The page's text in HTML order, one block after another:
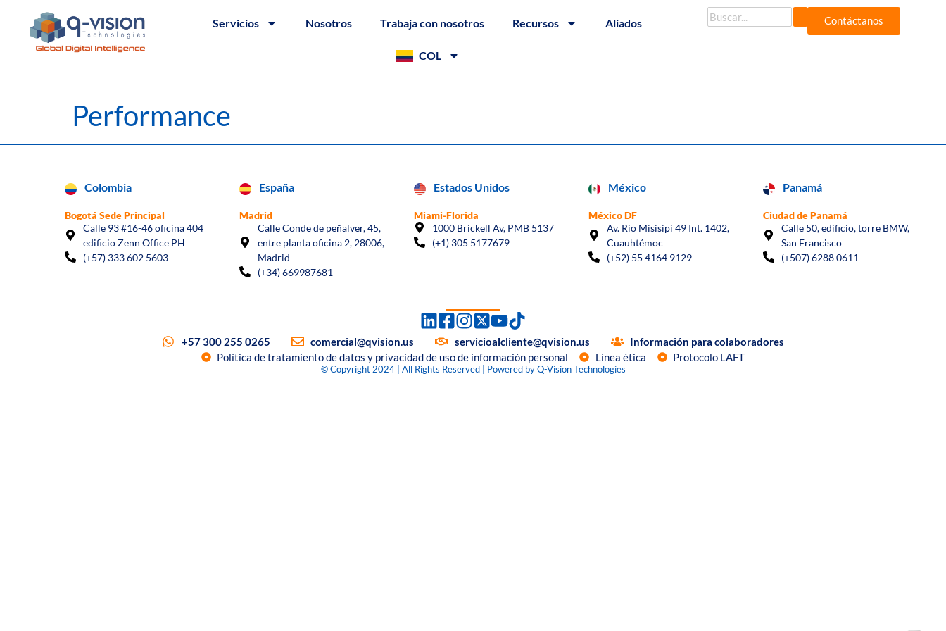
Servicios Nosotros Trabaja con nosotros Recursos Aliados
COL
Contáctanos
Performance
Colombia
Bogotá Sede Principal
Calle 93 #16-46 oficina 404
edificio Zenn Office PH
(+57) 333 602 5603
España
Madrid
Calle Conde de peñalver, 45,
entre planta oficina 2, 28006,
Madrid
(+34) 669987681
Estados Unidos
Miami-Florida
1000 Brickell Av, PMB 5137
(+1) 305 5177679
México
México DF
Av. Rio Misisipi 49 Int. 1402,
Cuauhtémoc
(+52) 55 4164 9129
Panamá
Ciudad de Panamá
Calle 50, edificio, torre BMW,
San Francisco
(+507) 6288 0611
+57 300 255 0265 comercial@qvision.us servicioalcliente@qvision.us
Información para colaboradores
Política de tratamiento de datos y privacidad de uso de información personal
Línea ética Protocolo LAFT
© Copyright 2024 | All Rights Reserved | Powered by Q-Vision Technologies